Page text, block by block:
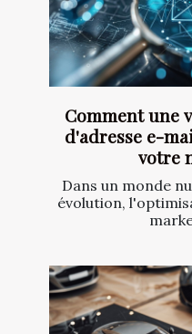
Comment une
d'adresse e-
votre
Dans un monde
évolution,